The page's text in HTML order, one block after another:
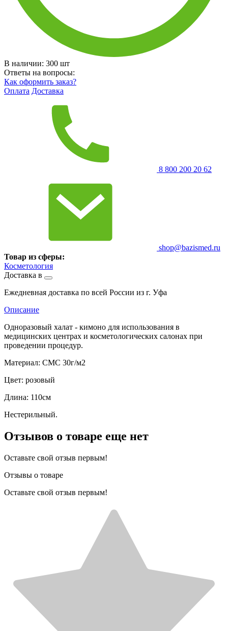
В наличии: 300 шт
Ответы на вопросы:
Как оформить заказ?
Оплата Доставка
8 800 200 20 62
shop@bazismed.ru
Товар из сферы:
Косметология
Доставка в
Ежедневная доставка по всей России из г. Уфа
Описание
Одноразовый халат - кимоно для использования в
медицинских центрах и косметологических салонах при
проведении процедур.
Материал: СМС 30г/м2
Цвет: розовый
Длина: 110см
Нестерильный.
Отзывов о товаре еще нет
Оставьте свой отзыв первым!
Отзывы о товаре
Оставьте свой отзыв первым!